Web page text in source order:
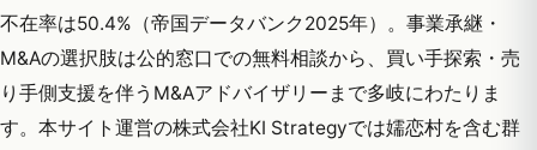
不在率は50.4%（帝国データバンク2025年）。事業承継・
M&Aの選択肢は公的窓口での無料相談から、買い手探索・売
り手側支援を伴うM&Aアドバイザリーまで多岐にわたりま
す。本サイト運営の株式会社KI Strategyでは嬬恋村を含む群